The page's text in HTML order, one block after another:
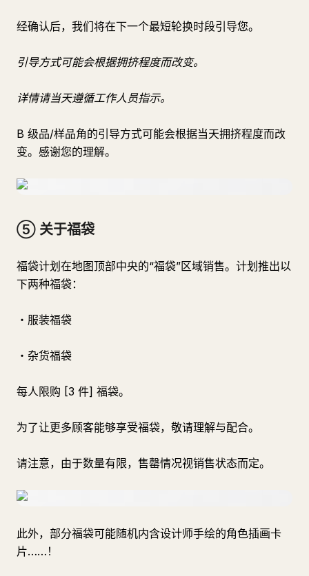
经确认后，我们将在下一个最短轮换时段引导您。
引导方式可能会根据拥挤程度而改变。
详情请当天遵循工作人员指示。
B 级品/样品角的引导方式可能会根据当天拥挤程度而改
变。感谢您的理解。
⑤ 关于福袋
福袋计划在地图顶部中央的“福袋”区域销售。计划推出以
下两种福袋：
・服装福袋
・杂货福袋
每人限购 [3 件] 福袋。
为了让更多顾客能够享受福袋，敬请理解与配合。
请注意，由于数量有限，售罄情况视销售状态而定。
此外，部分福袋可能随机内含设计师手绘的角色插画卡
片……！